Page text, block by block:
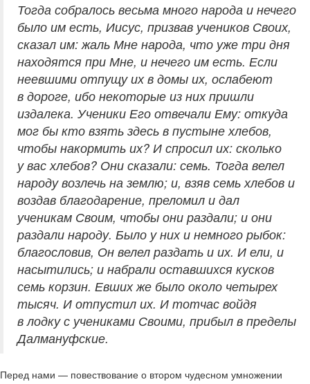
Тогда собралось весьма много народа и нечего
было им есть, Иисус, призвав учеников Своих,
сказал им: жаль Мне народа, что уже три дня
находятся при Мне, и нечего им есть. Если
неевшими отпущу их в домы их, ослабеют
в дороге, ибо некоторые из них пришли
издалека. Ученики Его отвечали Ему: откуда
мог бы кто взять здесь в пустыне хлебов,
чтобы накормить их? И спросил их: сколько
у вас хлебов? Они сказали: семь. Тогда велел
народу возлечь на землю; и, взяв семь хлебов и
воздав благодарение, преломил и дал
ученикам Своим, чтобы они раздали; и они
раздали народу. Было у них и немного рыбок:
благословив, Он велел раздать и их. И ели, и
насытились; и набрали оставшихся кусков
семь корзин. Евших же было около четырех
тысяч. И отпустил их. И тотчас войдя
в лодку с учениками Своими, прибыл в пределы
Далмануфские.
Перед нами — повествование о втором чудесном умножении